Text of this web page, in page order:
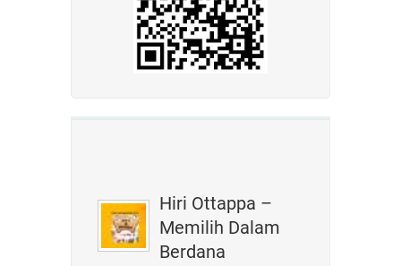
Hiri Ottappa –
Memilih Dalam
Berdana